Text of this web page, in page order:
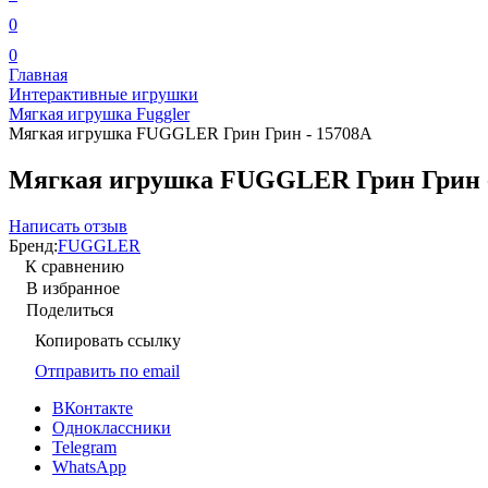
0
0
Главная
Интерактивные игрушки
Мягкая игрушка Fuggler
Мягкая игрушка FUGGLER Грин Грин - 15708A
Мягкая игрушка FUGGLER Грин Грин
Написать отзыв
Бренд:FUGGLER
К сравнению
В избранное
Поделиться
Копировать ссылку
Отправить по email
ВКонтакте
Одноклассники
Telegram
WhatsApp